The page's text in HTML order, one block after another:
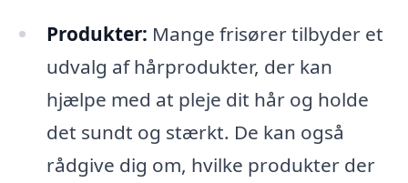
Produkter: Mange frisører tilbyder et
udvalg af hårprodukter, der kan
hjælpe med at pleje dit hår og holde
det sundt og stærkt. De kan også
rådgive dig om, hvilke produkter der